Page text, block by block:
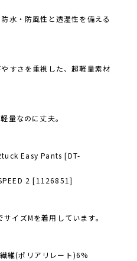
水・防風性と透湿性を備える
すさを重視した、超軽量素材
量なのに丈夫。
Easy Pants [DT-
SPEED 2 [1126851]
イズMを着用しています。
維(ポリアリレート)6%